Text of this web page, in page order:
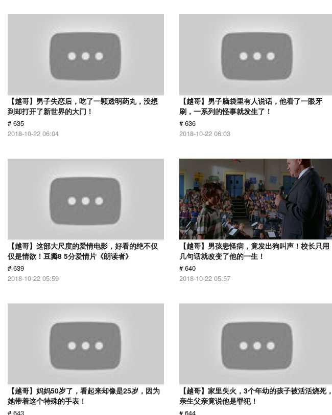
【越哥】男子失恋后，吃了一颗透明药丸，没想
到却打开了新世界的大门！
# 635
2018-10-22 06:04
【越哥】男子脑袋里有人说话，他看了一眼牙
刷，一系列的怪事就发生了！
# 636
2018-10-22 06:03
【越哥】这部大尺度的爱情电影，好看的绝不仅
仅是情欲！豆瓣8 5分爱情片《朗读者》
# 639
2018-10-22 05:59
【越哥】男孩患怪病，竟发出狗叫声！校长只用
几句话就改变了他的一生！
# 640
2018-10-22 05:57
【越哥】妈妈50岁了，看起来却像是25岁，因为
她带着这个特殊的手表！
# 643
【越哥】家里失火，3个年幼的孩子被活活烧死，
亲生父亲竟说他是罪犯！
# 644